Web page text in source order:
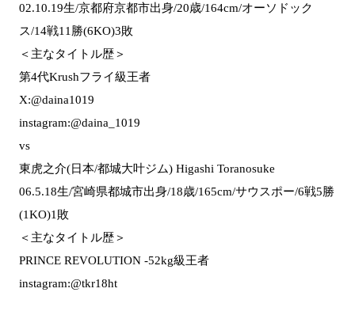
02.10.19生/京都府京都市出身/20歳/164cm/オーソドック
ス/14戦11勝(6KO)3敗
＜主なタイトル歴＞
第4代Krushフライ級王者
X:@daina1019
instagram:@daina_1019
vs
東虎之介(日本/都城大叶ジム) Higashi Toranosuke
06.5.18生/宮崎県都城市出身/18歳/165cm/サウスポー/6戦5勝
(1KO)1敗
＜主なタイトル歴＞
PRINCE REVOLUTION -52kg級王者
instagram:@tkr18ht